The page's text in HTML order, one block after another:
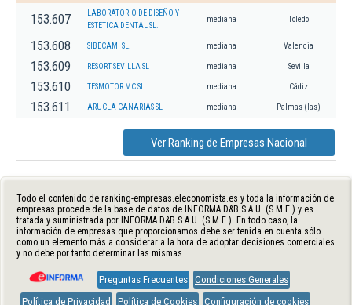
153.607
LABORATORIO DE DISEÑO Y
ESTETICA DENTAL SL.
mediana Toledo
153.608 SIBECAMI SL. mediana Valencia
153.609 RESORT SEVILLA SL mediana Sevilla
153.610 TESMOTOR MC SL. mediana Cádiz
153.611 ARUCLA CANARIAS SL mediana Palmas (las)
Ver Ranking de Empresas Nacional
Todo el contenido de ranking-empresas.eleconomista.es y toda la información de
empresas procede de la base de datos de INFORMA D&B S.A.U. (S.M.E.) y es
tratada y suministrada por INFORMA D&B S.A.U. (S.M.E.). En todo caso, la
información de empresas que proporcionamos debe ser tenida en cuenta sólo
como un elemento más a considerar a la hora de adoptar decisiones comerciales
y no debe por tanto determinar las mismas.
Preguntas Frecuentes Condiciones Generales
Política de Privacidad
Política de Cookies Configuración de cookies